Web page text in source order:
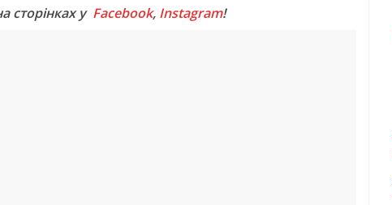
сторінках у Facebook, Instagram!